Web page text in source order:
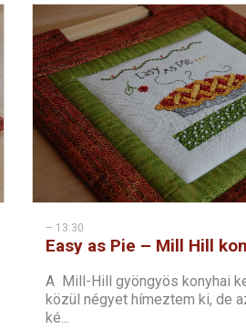
– 13:30
Easy as Pie – Mill Hill
A Mill-Hill gyöngyös konyhai
közül négyet hímeztem ki, de
ké...